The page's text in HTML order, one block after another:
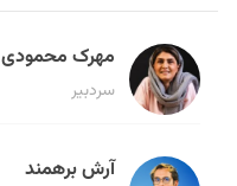
مهرک محمودی
سردبیر
آرش برهمند